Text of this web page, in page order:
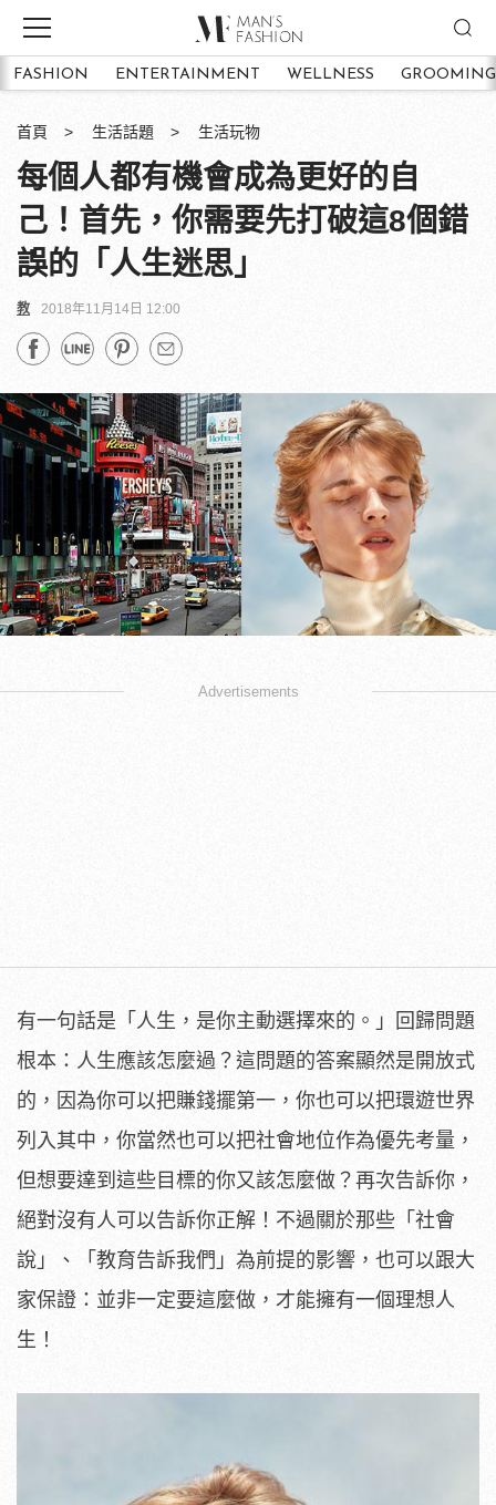
FASHION ENTERTAINMENT WELLNESS GROOMING
首頁 生活話題 生活玩物
每個人都有機會成為更好的自
己！首先，你需要先打破這8個錯
誤的「人生迷思」
教 2018年11月14日 12:00
Advertisements
有一句話是「人生，是你主動選擇來的。」回歸問題
根本：人生應該怎麼過？這問題的答案顯然是開放式
的，因為你可以把賺錢擺第一，你也可以把環遊世界
列入其中，你當然也可以把社會地位作為優先考量，
但想要達到這些目標的你又該怎麼做？再次告訴你，
絕對沒有人可以告訴你正解！不過關於那些「社會
說」、「教育告訴我們」為前提的影響，也可以跟大
家保證：並非一定要這麼做，才能擁有一個理想人
生！